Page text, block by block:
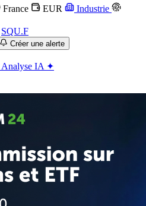
France EUR
Industrie
SQU.F
Créer une alerte
Analyse IA ✦